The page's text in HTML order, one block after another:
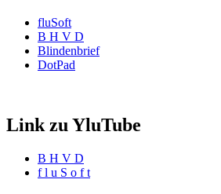
fluSoft
B H V D
Blindenbrief
DotPad
Link zu YluTube
B H V D
f l u S o f t